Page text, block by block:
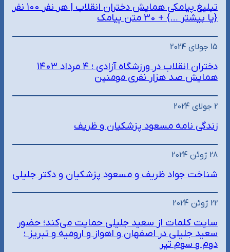
تبلیغ پیامکی همایش دختران انقلاب | هر نفر ۱۰۰ نفر
{یا بیشتر …} + 30 متن پیامک
15 جولای 2024
دختران انقلاب در ورزشگاه آزادی ؛ ۴ مرداد ۱۴۰۳
همایش صد هزار نفری مومنین
2 جولای 2024
زندگی نامه مسعود پزشکیان و ظریف
28 ژوئن 2024
شناخت جواد ظریف و مسعود پزشکیان و دکتر جلیلی
22 ژوئن 2024
سایت کلمات از سعید جلیلی حمایت می‌کند؛ حضور
سعید جلیلی در اصفهان و اهواز و ارومیه و تبریز ؛
دوم و سوم تیر